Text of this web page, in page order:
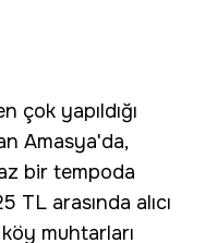
çok yapıldığı
Amasya'da,
bir tempoda
TL arasında alıcı
muhtarları